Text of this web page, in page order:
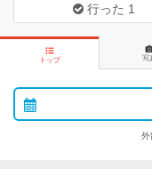
行った 1
トップ 写
外